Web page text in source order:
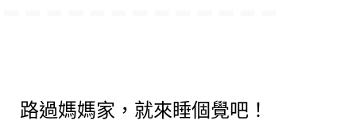
路過媽媽家，就來睡個覺吧！